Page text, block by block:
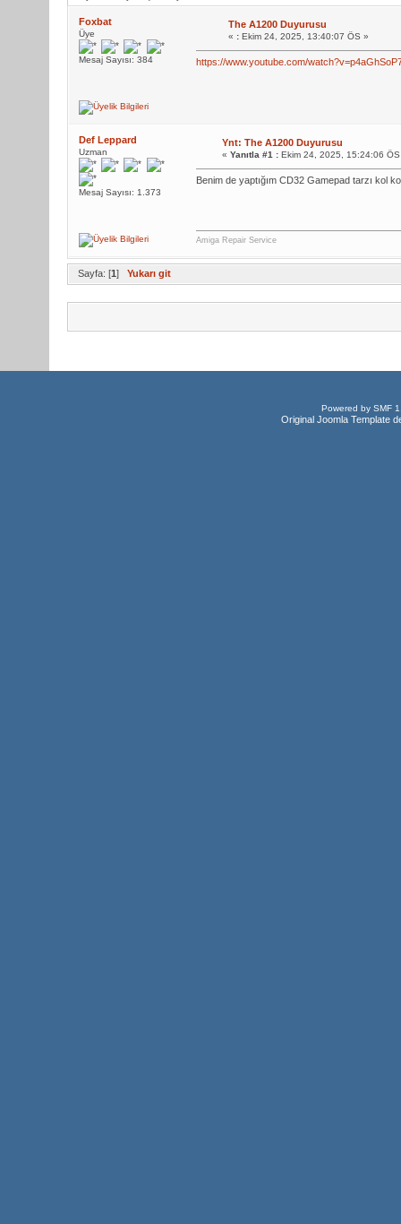
Foxbat
Üye
Mesaj Sayısı: 384
The A1200 Duyurusu
« :Ekim 24, 2025, 13:40:07 ÖS »
https://www.youtube.com/
Def Leppard
Uzman
Mesaj Sayısı: 1.373
Ynt: The A1200 Duyurusu
« Yanıtla #1 :Ekim 24, 2025, 15:24:06
Benim de yaptığım CD32 Gamepad tarzı kol
Amiga Repair Service
Sayfa: [1] Yukarı git
Powered by SMF
Original Joomla Template